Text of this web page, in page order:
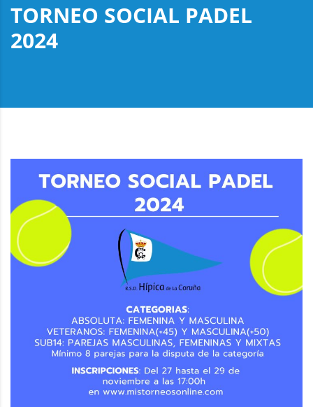
TORNEO SOCIAL PADEL
2024